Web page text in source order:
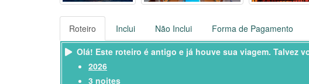
Roteiro Inclui Não Inclui Forma de Pagamento
Olá! Este roteiro é antigo e já houve sua viagem. Talvez
2026
3 noites